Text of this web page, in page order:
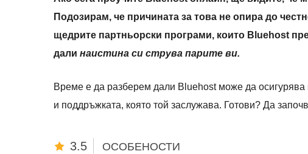
Подозирам, че причината за това не опира до
щедрите партньорски програми, които Bluehost
дали наистина си струва парите ви.
Време е да разберем дали Bluehost може да осигурява
и поддръжката, която той заслужава. Готови? Да
3.5 ОСОБЕНОСТИ